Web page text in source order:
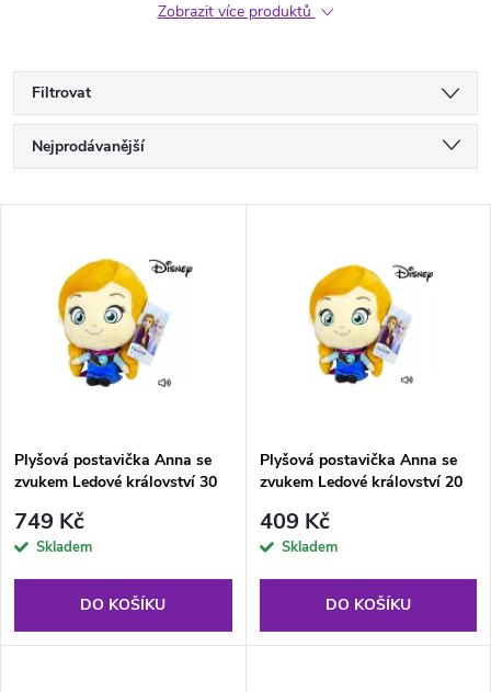
Zobrazit více produktů
Filtrovat
Ř
a
p
r
o
d
Nejprodávanější
Abecedně
s
p
r
Plyšová postavička Anna se
zvukem Ledové království 30
749 Kč
Skladem
DO KOŠÍKU
Plyšová postavička Anna se
zvukem Ledové království 20
409 Kč
Skladem
DO KOŠÍKU